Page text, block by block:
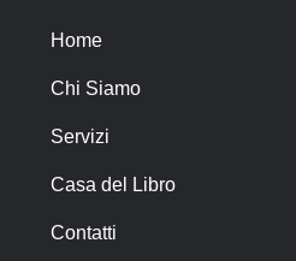
Home
Chi Siamo
Servizi
Casa del Libro
Contatti